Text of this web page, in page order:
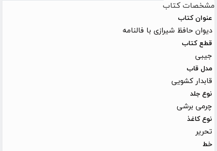
مشخصات کتاب
عنوان کتاب
دیوان حافظ شیرازی با فالنامه
قطع کتاب
جیبی
مدل قاب
قابدار کشویی
نوع جلد
چرمی برشی
نوع کاغذ
تحریر
خط